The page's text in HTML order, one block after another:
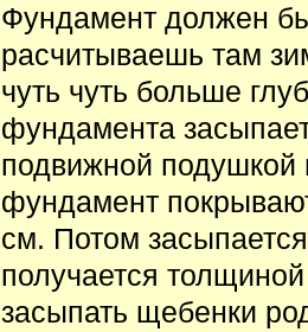
Фундамент должен
расчитываешь там
чуть чуть больше
фундамента
подвижной
фундамент
см. Потом
получается
засыпать щебенки